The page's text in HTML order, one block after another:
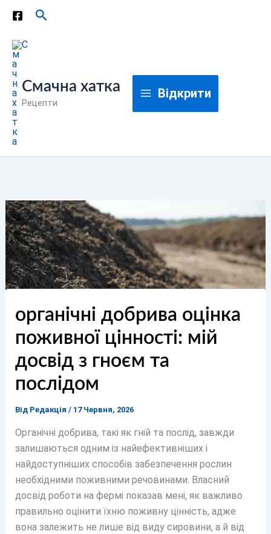
Перейти
вмісту
Пошук
Смачна хатка
Рецепти
Відкрити
органічні добрива оцінка
поживної цінності: мій
досвід з гноєм та
послідом
Від Редакція / 17 Червня, 2026
Органічні добрива, такі як гній та послід, завжди
залишаються одним із найефективніших і
найдоступніших способів забезпечення рослин
необхідними поживними речовинами. Власний
досвід роботи на фермі показав мені, як важливо
правильно оцінити їхню поживну цінність, адже
вона залежить не лише від виду сировини, а й від